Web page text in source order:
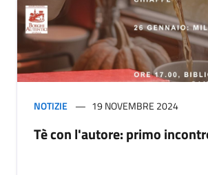
NOTIZIE 19 NOVEMBRE 2024
Tè con l'autore: primo